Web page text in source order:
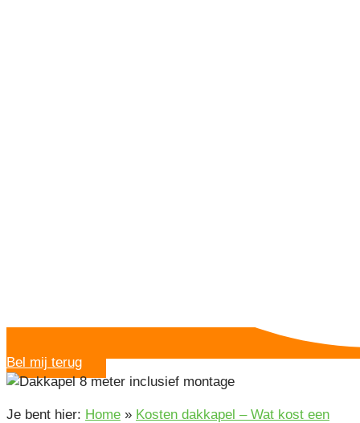
Bel mij terug
Je bent hier: Home » Kosten dakkapel – Wat kost een